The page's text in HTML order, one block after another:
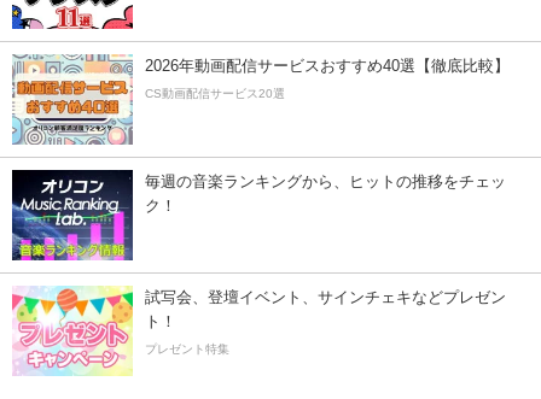
2026年動画配信サービスおすすめ40選【徹底比較】
CS動画配信サービス20選
毎週の音楽ランキングから、ヒットの推移をチェッ
ク！
試写会、登壇イベント、サインチェキなどプレゼン
ト！
プレゼント特集